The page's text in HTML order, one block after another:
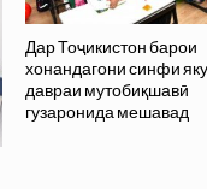
Дар Тоҷикистон барои
хонандагони синфи
давраи мутобиқшавӣ
гузаронида мешавад